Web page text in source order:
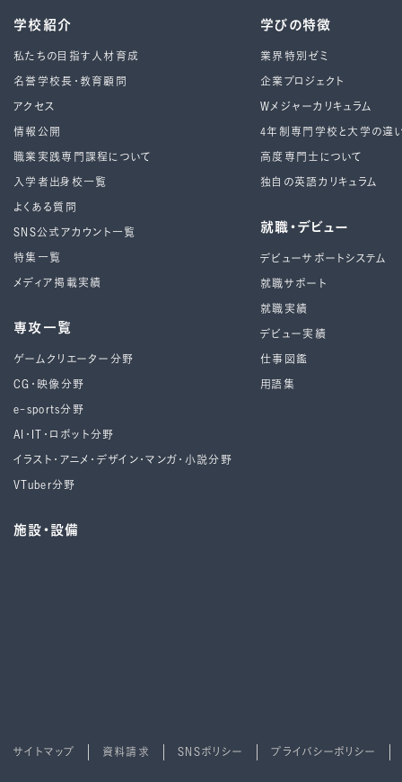
学校紹介
私たちの目指す人材育成
名誉学校長・教育顧問
アクセス
情報公開
職業実践専門課程について
入学者出身校一覧
よくある質問
SNS公式アカウント一覧
特集一覧
メディア掲載実績
専攻一覧
ゲームクリエーター分野
CG・映像分野
e-sports分野
AI・IT・ロボット分野
イラスト・アニメ・デザイン・マンガ・小説分野
VTuber分野
施設・設備
学びの特徴
業界特別ゼミ
企業プロジェクト
Wメジャーカリキュラム
4年制専⾨学校と⼤学の違
高度専門士について
独自の英語カリキュラム
就職・デビュー
デビューサポートシステム
就職サポート
就職実績
デビュー実績
仕事図鑑
用語集
サイトマップ 資料請求 SNSポリシー プライバシーポリシー